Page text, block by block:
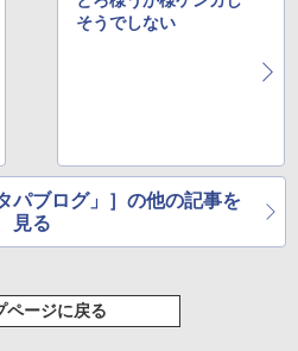
そうでしない
パブログ」］の他の記事を
見る
ページに戻る